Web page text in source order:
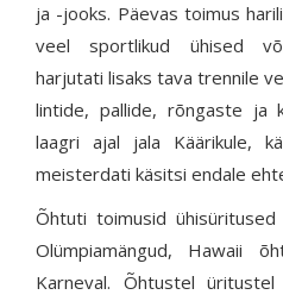
ja -jooks. Päevas toimus
veel sportlikud ühised
harjutati lisaks tava trennile
lintide, pallide, rõngaste ja
laagri ajal jala Käärikule,
meisterdati käsitsi endale
Õhtuti toimusid
Olümpiamängud, Hawaii
Karneval. Õhtustel